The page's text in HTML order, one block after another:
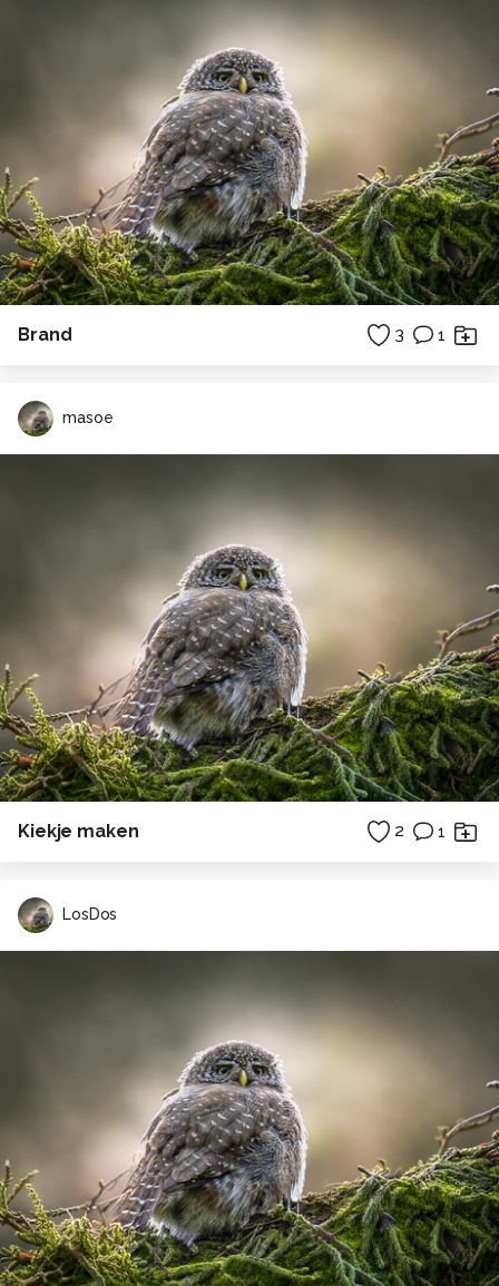
Brand 3 1
masoe
Kiekje maken 2 1
LosDos